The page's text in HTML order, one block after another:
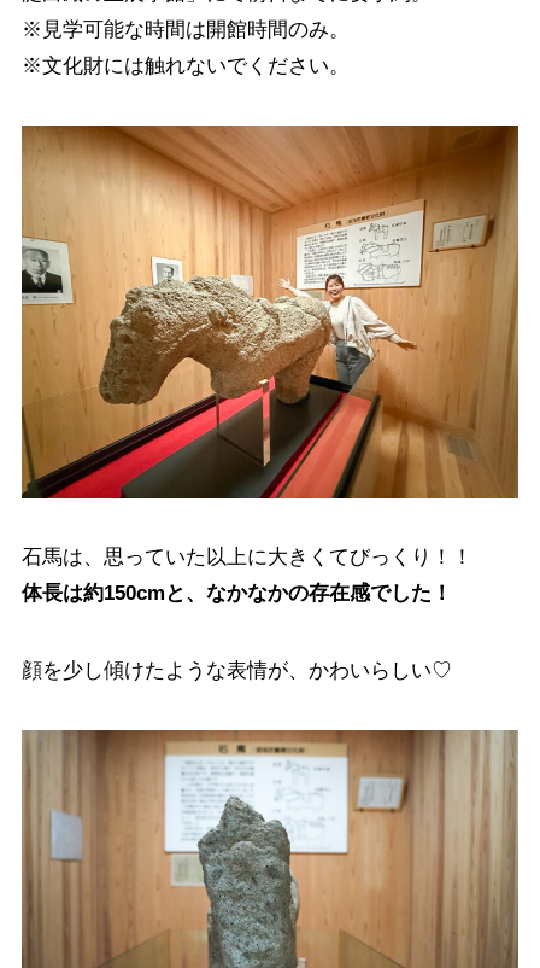
※見学可能な時間は開館時間のみ。
※文化財には触れないでください。
石馬は、思っていた以上に大きくてびっくり！！
体長は約150cmと、なかなかの存在感でした！
顔を少し傾けたような表情が、かわいらしい♡